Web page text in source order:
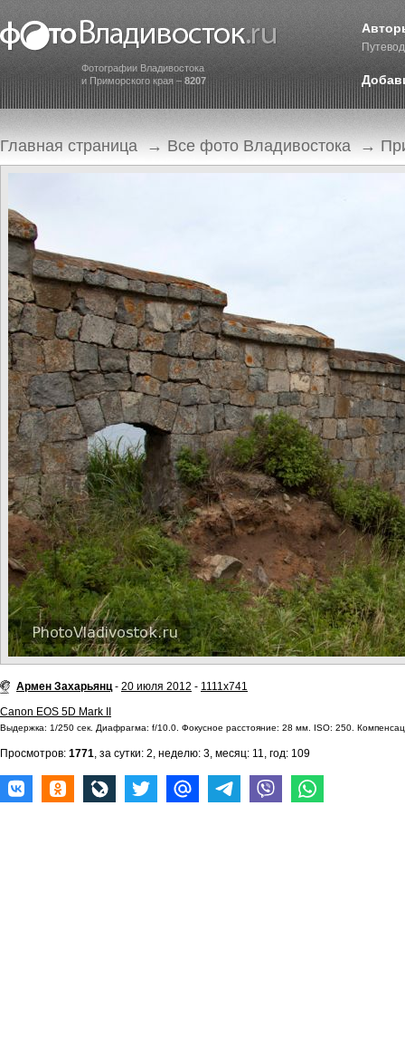
Фотографии Владивостока
и Приморского края – 8207
Главная страница → Все фото Владивостока →
Армен Захарьянц- 20 июля 2012 - 1111x741
Canon EOS 5D Mark II
Выдержка: 1/250 сек. Диафрагма: f/10.0. Фокусное расстояние: 28 мм. ISO: 250.
Просмотров: 1771, за сутки: 2, неделю: 3, месяц: 11, год: 109